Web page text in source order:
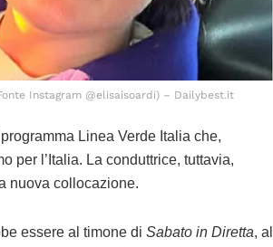
Instagram @elisaisoardi) – Dailybest.it
Linea Verde Italia che,
per l’Italia. La conduttrice, tuttavia,
nuova collocazione.
essere al timone di Sabato in Diretta, al